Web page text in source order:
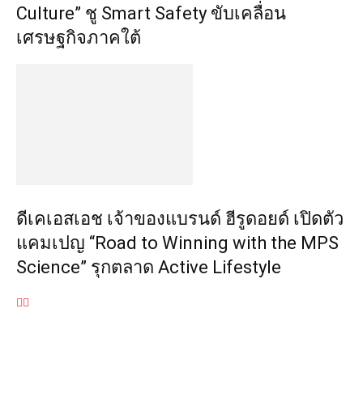
Culture” ชู Smart Safety ขับเคลื่อน
เศรษฐกิจภาคใต้
ดีเคเอสเอช เจ้าของแบรนด์ ฮีรูดอยด์ เปิดตัว
แคมเปญ “Road to Winning with the MPS
Science” รุกตลาด Active Lifestyle